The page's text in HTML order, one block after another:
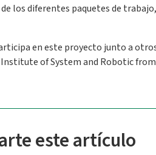
los diferentes paquetes de
en este proyecto junto a
of System and Robotic
este artículo